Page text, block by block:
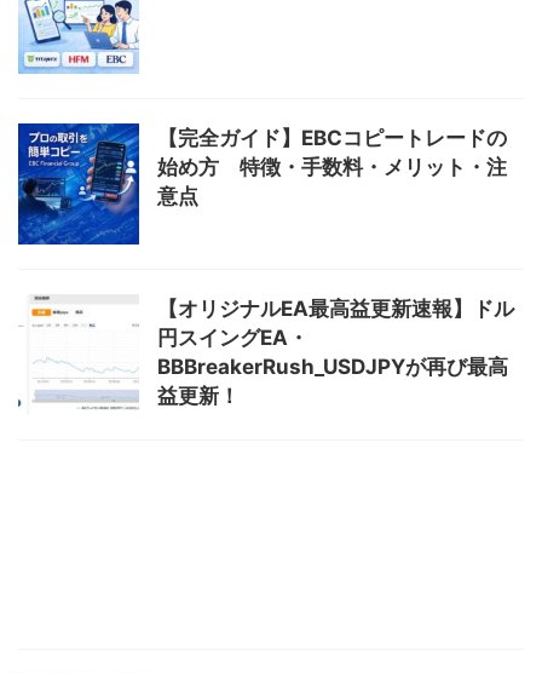
【完全ガイド】EBCコピートレードの
始め方 特徴・手数料・メリット・注
意点
【オリジナルEA最高益更新速報】ドル
円スイングEA・
BBBreakerRush_USDJPYが再び最高
益更新！